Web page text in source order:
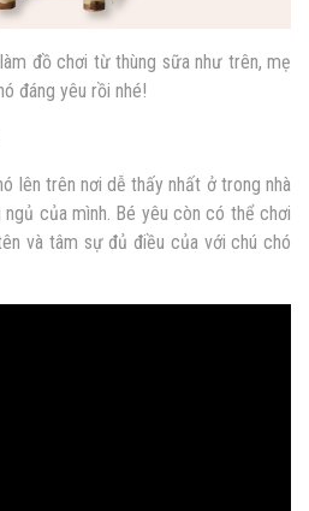
đồ chơi từ thùng sữa như trên, mẹ
đáng yêu rồi nhé!
lên trên nơi dễ thấy nhất ở trong nhà
của mình. Bé yêu còn có thể chơi
và tâm sự đủ điều của với chú chó